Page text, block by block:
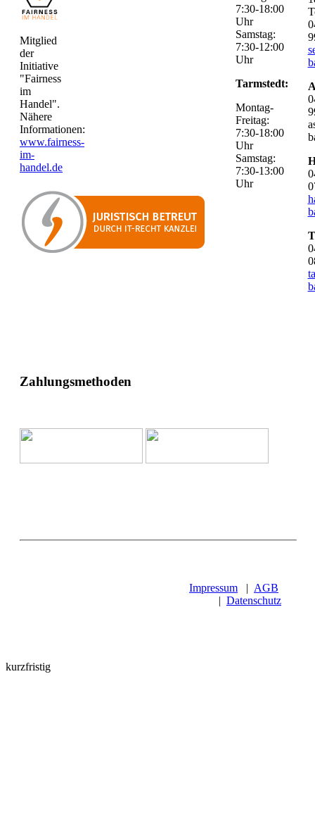
Mitglied
der
Initiative
"Fairness
im
Handel".
Nähere
Informationen:
www.fairness-
im-
handel.de
7:30-18:00
Uhr
Samstag:
7:30-12:00
Uhr
Tarmstedt:
Montag-
Freitag:
7:30-18:00
Uhr
Samstag:
7:30-13:00
Uhr
Zahlungsmethoden
Impressum | AGB
| Datenschutz
kurzfristig